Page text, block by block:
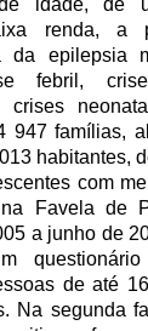
idade, de
renda, a
da epilepsia
febril,
947 famílias,
habitantes,
com
Favela de
a junho de
de até
Na segunda